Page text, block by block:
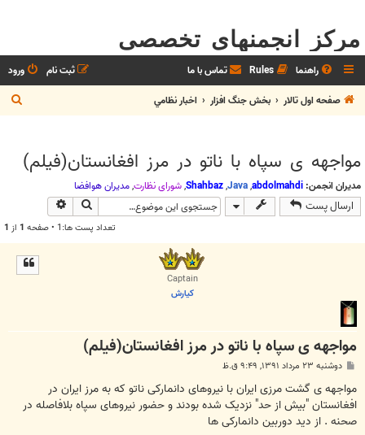
مرکز انجمنهای تخصصی
راهنما Rules تماس با ما ورود
ثبت نام
صفحه اول تالار
بخش جنگ افزار اخبار نظامي
س
مواجهه ی سپاه با ناتو در مرز افغانستان(فیلم)
مدیران انجمن: abdolmahdi
,
Java
,
Shahbaz
,شوراي نظارت,مديران هوافضا
ارسال پست جستجو
تعداد پست ها:1 • صفحه 1 از 1
Captain
كيارش
مواجهه ی سپاه با ناتو در مرز افغانستان(فیلم)
ت
دوشنبه ۲۳ مرداد ۱۳۹۱, ۹:۴۹ ق.ظ
مواجهه ی گشت مرزی ایران با نیروهای دانمارکی ناتو که به مرز ایران در
افغانستان "بیش از حد" نزدیک شده بودند و حضور نیروهای سپاه بلافاصله در
صحنه . از دید دوربین دانمارکی ها